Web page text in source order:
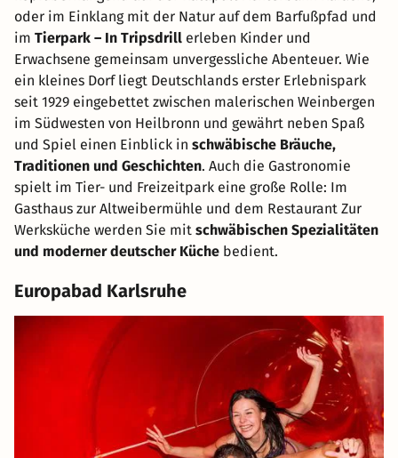
oder im Einklang mit der Natur auf dem Barfußpfad und
im Tierpark – In Tripsdrill erleben Kinder und
Erwachsene gemeinsam unvergessliche Abenteuer. Wie
ein kleines Dorf liegt Deutschlands erster Erlebnispark
seit 1929 eingebettet zwischen malerischen Weinbergen
im Südwesten von Heilbronn und gewährt neben Spaß
und Spiel einen Einblick in schwäbische Bräuche,
Traditionen und Geschichten. Auch die Gastronomie
spielt im Tier- und Freizeitpark eine große Rolle: Im
Gasthaus zur Altweibermühle und dem Restaurant Zur
Werksküche werden Sie mit schwäbischen Spezialitäten
und moderner deutscher Küche bedient.
Europabad Karlsruhe